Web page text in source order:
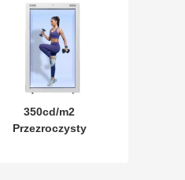
350cd/m2
Przezroczysty